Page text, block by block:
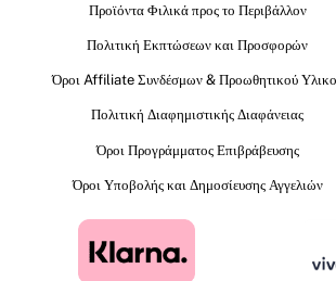
Προϊόντα Φιλικά προς το Περιβάλλον
Πολιτική Εκπτώσεων και Προσφορών
Όροι Affiliate Συνδέσμων & Προωθητικού
Πολιτική Διαφημιστικής Διαφάνειας
Όροι Προγράμματος Επιβράβευσης
Όροι Υποβολής και Δημοσίευσης Αγγελιών